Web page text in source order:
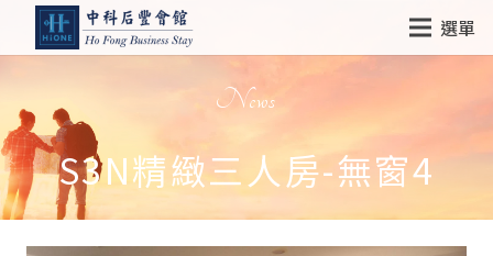
選單
News
S3N精緻三人房-無窗4